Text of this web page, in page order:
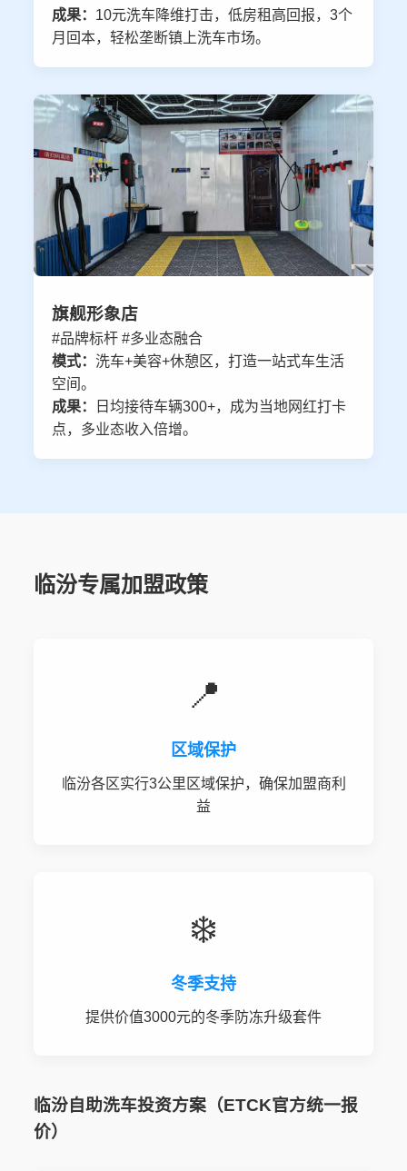
成果： 10元洗车降维打击，低房租高回报，3个
月回本，轻松垄断镇上洗车市场。
旗舰形象店
#品牌标杆 #多业态融合
模式：洗车+美容+休憩区，打造一站式车生活
空间。
成果：
日均接待车辆300+，成为当地网红打卡
点，多业态收入倍增。
临汾专属加盟政策
📍
区域保护
临汾各区实行3公里区域保护，确保加盟商利
益
❄️
冬季支持
提供价值3000元的冬季防冻升级套件
临汾自助洗车投资方案（ETCK官方统一报
价）